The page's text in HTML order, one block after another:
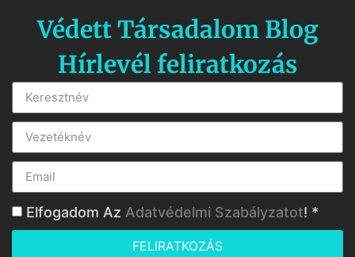
Védett Társadalom Blog
Hírlevél feliratkozás
Elfogadom Az Adatvédelmi Szabályzatot! *
FELIRATKOZÁS